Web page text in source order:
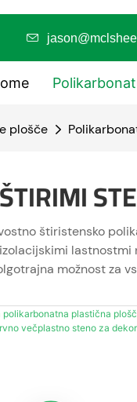
plošče
štiristensko
možnost